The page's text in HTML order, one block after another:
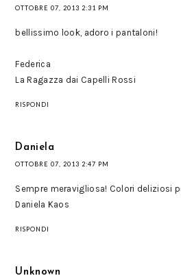
OTTOBRE 07, 2013 2:31 PM
bellissimo look, adoro i pantaloni!
Federica
La Ragazza dai Capelli Rossi
RISPONDI
Daniela
OTTOBRE 07, 2013 2:47 PM
Sempre meravigliosa! Colori deliziosi
Daniela Kaos
RISPONDI
Unknown